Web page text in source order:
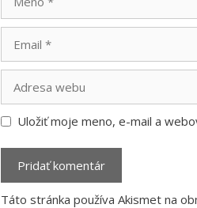
webu
Uložiť moje meno, e-mail a
Táto stránka používa Akismet na